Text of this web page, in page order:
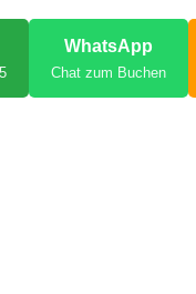
WhatsApp
Chat zum Buchen